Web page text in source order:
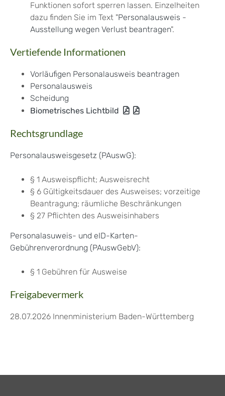
Funktionen sofort sperren lassen. Einzelheiten
dazu finden Sie im Text "Personalausweis -
Ausstellung wegen Verlust beantragen".
Vertiefende Informationen
Vorläufigen Personalausweis beantragen
Personalausweis
Scheidung
Biometrisches Lichtbild
Rechtsgrundlage
Personalausweisgesetz (PAuswG):
§ 1 Ausweispflicht; Ausweisrecht
§ 6 Gültigkeitsdauer des Ausweises; vorzeitige
Beantragung; räumliche Beschränkungen
§ 27 Pflichten des Ausweisinhabers
Personalasuweis- und eID-Karten-
Gebührenverordnung (PAuswGebV):
§ 1 Gebühren für Ausweise
Freigabevermerk
28.07.2026 Innenministerium Baden-Württemberg